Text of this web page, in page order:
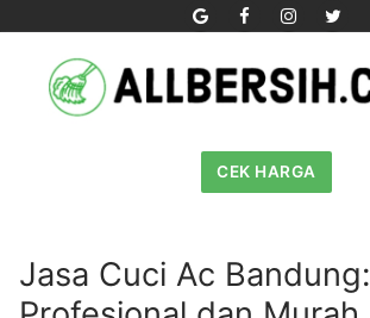
content
CEK HARGA
Jasa Cuci Ac Bandung: